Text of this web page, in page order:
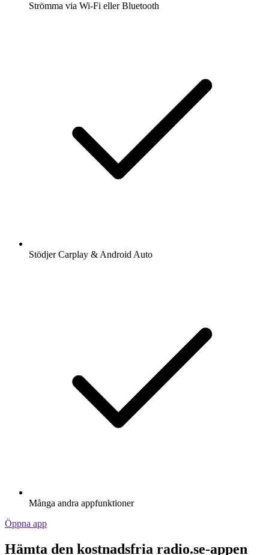
Strömma via Wi-Fi eller Bluetooth
Stödjer Carplay & Android Auto
Många andra appfunktioner
Öppna app
Hämta den kostnadsfria radio.se-appen